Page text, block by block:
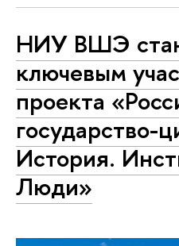
НИУ ВШЭ
ключевым
проекта
государство-
История.
Люди»